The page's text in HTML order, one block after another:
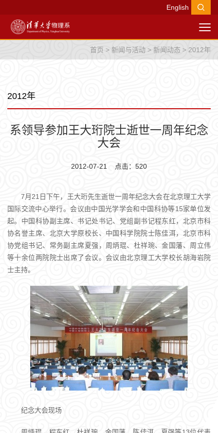
English
首页 > 新闻与活动 > 新闻动态 > 2012年
2012年
系领导参加王大珩院士逝世一周年纪念
大会
2012-07-21 点击： 520
7月21日下午，王大珩先生逝世一周年纪念大会在北京理工大学
国际交流中心举行。会议由中国光学学会和中国科协等15家单位发
起。中国科协副主席、书记处书记、党组副书记程东红，北京市科
协名誉主席、北京大学原校长、中国科学院院士陈佳洱，北京市科
协党组书记、常务副主席夏强，周炳琨、杜祥琬、金国藩、周立伟
等十余位两院院士出席了会议。会议由北京理工大学校长胡海岩院
士主持。
纪念大会现场